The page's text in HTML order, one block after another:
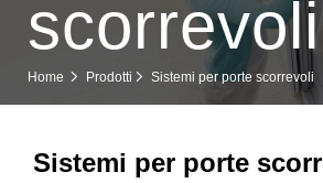
scorrevoli
Home Prodotti Sistemi per porte scorrevoli
Sistemi per porte